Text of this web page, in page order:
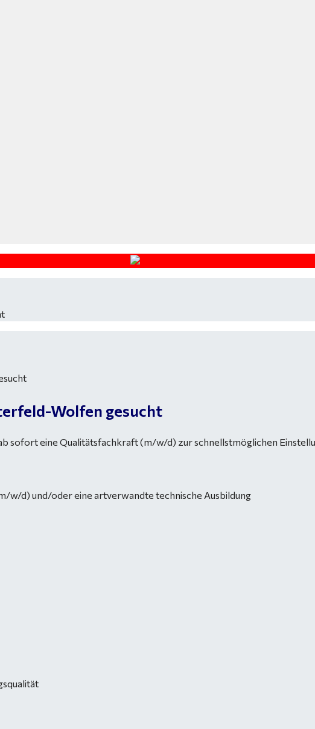
Wolfen gesucht
sofort eine Qualitätsfachkraft (m/w/d) zur schnellstmöglichen
w/d) und/oder eine artverwandte technische Ausbildung